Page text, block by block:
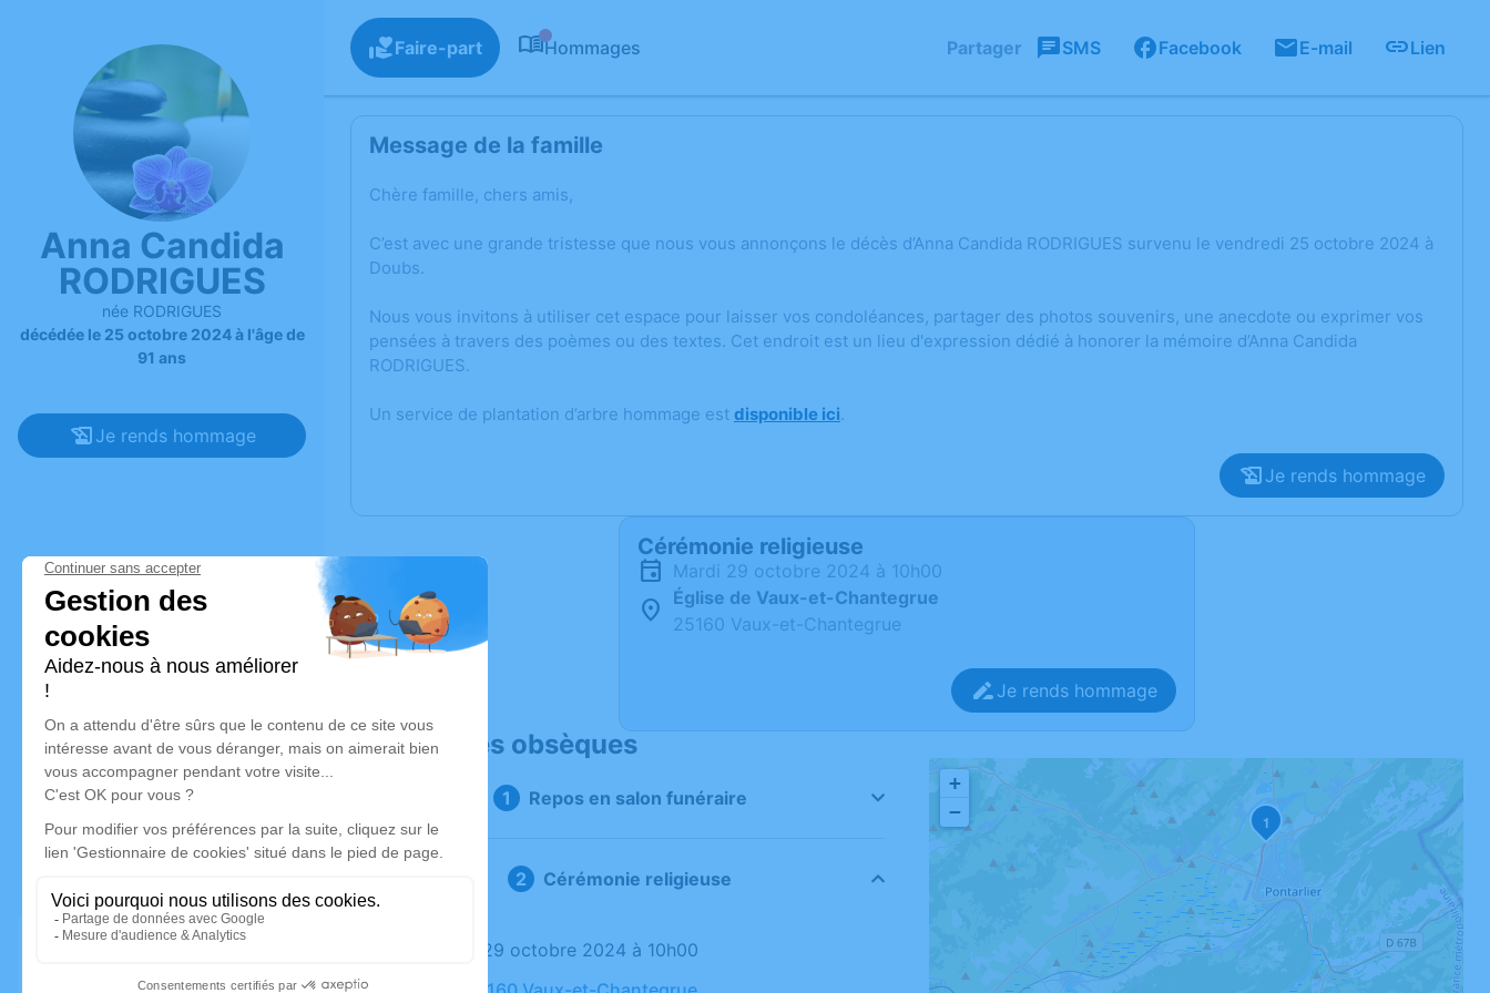
Anna Candida
RODRIGUES
née RODRIGUES
décédée le 25 octobre 2024 à l'âge de
91 ans
Je rends hommage
Faire-part Hommages Partager SMS Facebook E-mail Lien
Message de la famille
Chère famille, chers amis,
C’est avec une grande tristesse que nous vous annonçons le décès d’Anna Candida RODRIGUES survenu le vendredi 25 octobre 2024 à
Doubs.
Nous vous invitons à utiliser cet espace pour laisser vos condoléances, partager des photos souvenirs, une anecdote ou exprimer vos
pensées à travers des poèmes ou des textes. Cet endroit est un lieu d'expression dédié à honorer la mémoire d’Anna Candida
RODRIGUES.
Un service de plantation d’arbre hommage est disponible ici.
Je rends hommage
Cérémonie religieuse
mardi 29 octobre 2024 à 10h00
Église de Vaux-et-Chantegrue
25160 Vaux-et-Chantegrue
Je rends hommage
Déroulé des obsèques
Repos en salon funéraire
Cérémonie religieuse
Le mardi 29 octobre 2024 à 10h00
1
+
−